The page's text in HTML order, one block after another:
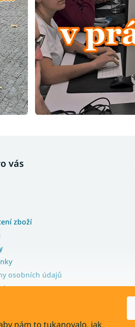
nám to tukanovalo, jak
vás
zboží
osobních údajů